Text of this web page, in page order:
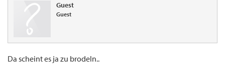
Guest
Guest
Da scheint es ja zu brodeln..